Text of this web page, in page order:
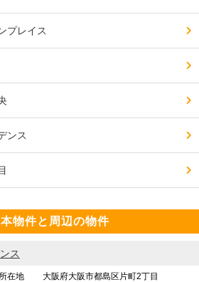
プレイス
ンス
物件と周辺の物件
ス
所在地
大阪府大阪市都島区片町2丁目